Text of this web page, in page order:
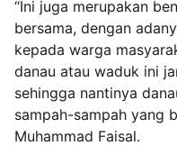
“Ini juga merupakan
bersama, dengan
kepada warga
danau atau waduk ini
sehingga nantinya
sampah-sampah yang
Muhammad Faisal.